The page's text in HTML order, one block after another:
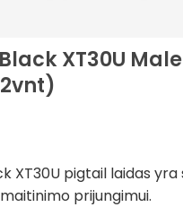
XT30U
XT30U pigtail laidas yra
prijungimui.